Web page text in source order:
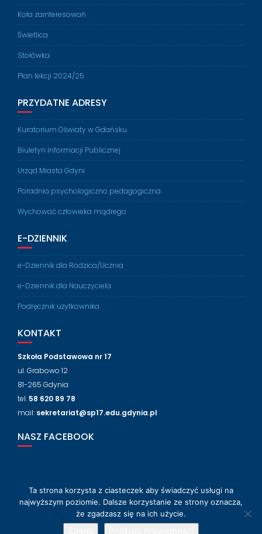
Koła zainteresowań
Świetlica
Stołówka
Plan lekcji 2024/25
PRZYDATNE ADRESY
Kuratorium Oświaty w Gdańsku
Biuletyn Informacji Publicznej
Urząd Miasta Gdyni
Poradnia psychologiczno pedagogiczna
Wychować człowieka mądrego
E-DZIENNIK
e-Dziennik dla Rodzica/Ucznia
e-Dziennik dla Nauczyciela
Podręcznik użytkownika
KONTAKT
Szkoła Podstawowa nr 17
ul. Grabowo 12
81-265 Gdynia
tel. 58 620 89 78
mail: sekretariat@sp17.edu.gdynia.pl
NASZ FACEBOOK
© 2018-2024 Szkoła Podstawowa nr 17 w Gdyni
Wsparcie techniczneLabLogic
Ta strona korzysta z ciasteczek aby świadczyć usługi na
najwyższym poziomie. Dalsze korzystanie ze strony oznacza,
że zgadzasz się na ich użycie.